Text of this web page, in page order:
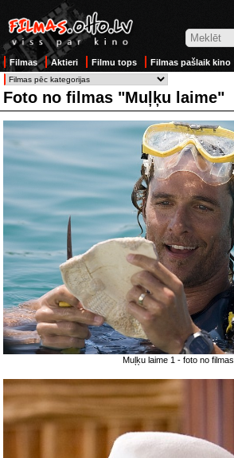
Filmas Aktieri Filmu tops Filmas pašlaik kino
Foto no filmas "Muļķu laime"
Muļķu laime 1 - foto no filmas